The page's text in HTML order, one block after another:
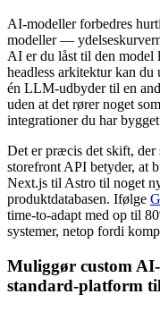
AI-modeller forbedres
modeller —
AI er du låst til den model
headless arkitektur kan
én LLM-udbyder til en
uden at det rører noget
integrationer du har
Det er præcis det skift, der
storefront API betyder, at
Next.js til Astro til noget
produktdatabasen. Ifølge
time-to-adapt med op til
systemer, netop fordi
Muliggør custom
standard-platform